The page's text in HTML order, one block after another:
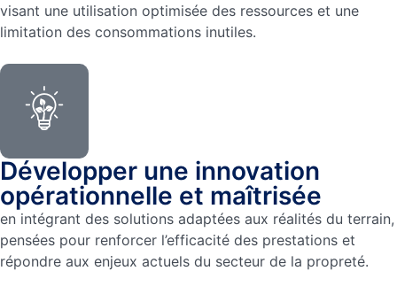
visant une utilisation optimisée des ressources et une
limitation des consommations inutiles.
Développer une innovation
opérationnelle et maîtrisée
en intégrant des solutions adaptées aux réalités du terrain,
pensées pour renforcer l’efficacité des prestations et
répondre aux enjeux actuels du secteur de la propreté.